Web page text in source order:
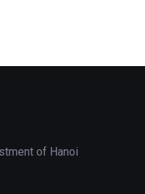
of Hanoi